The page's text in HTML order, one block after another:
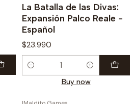
La Batalla de las Divas:
Expansión Palco Reale -
Español
$23.990
Quantity
Buy now